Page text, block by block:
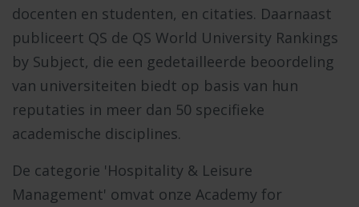
docenten en studenten, en citaties. Daarnaast
publiceert QS de QS World University Rankings
by Subject, die een gedetailleerde beoordeling
van universiteiten biedt op basis van hun
reputaties in meer dan 50 specifieke
academische disciplines.
De categorie 'Hospitality & Leisure
Management' omvat onze Academy for